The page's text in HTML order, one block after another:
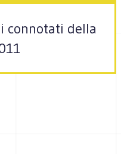
connotati della